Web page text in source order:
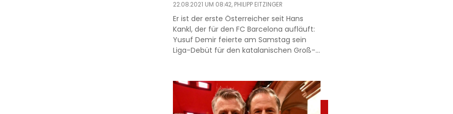
22.08.2021 UM 08:42, PHILIPP EITZINGER
Er ist der erste Österreicher seit Hans
Kankl, der für den FC Barcelona aufläuft:
Yusuf Demir feierte am Samstag sein
Liga-Debüt für den katalanischen Groß-…